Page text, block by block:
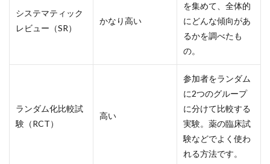
システマティック
レビュー（SR）
かなり高い
を集めて、全体的
にどんな傾向があ
るかを調べたも
の。
ランダム化比較試
験（RCT）
高い
参加者をランダム
に2つのグループ
に分けて比較する
実験。薬の臨床試
験などでよく使わ
れる方法です。